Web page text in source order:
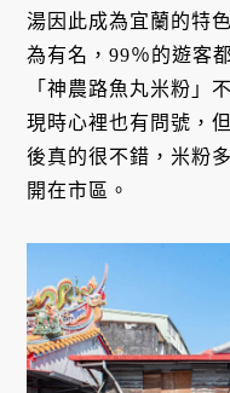
湯因此成為宜蘭的特
為有名，99％的遊客
「神農路魚丸米粉」
現時心裡也有問號，
後真的很不錯，米粉
開在市區。